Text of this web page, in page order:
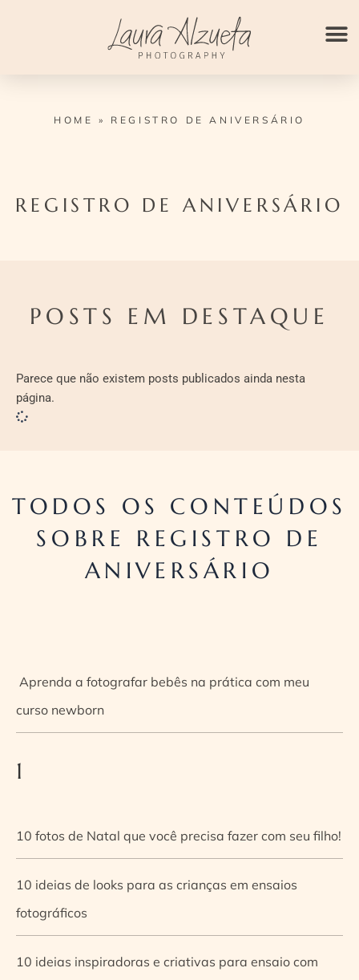
HOME » REGISTRO DE ANIVERSÁRIO
REGISTRO DE ANIVERSÁRIO
POSTS EM DESTAQUE
Parece que não existem posts publicados ainda nesta
página.
TODOS OS CONTEÚDOS
SOBRE REGISTRO DE
ANIVERSÁRIO
Aprenda a fotografar bebês na prática com meu
curso newborn
1
10 fotos de Natal que você precisa fazer com seu filho!
10 ideias de looks para as crianças em ensaios
fotográficos
10 ideias inspiradoras e criativas para ensaio com